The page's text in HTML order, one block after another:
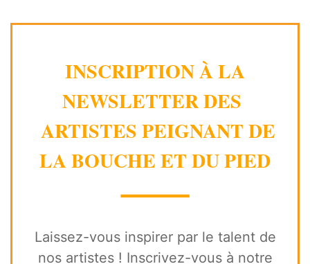
INSCRIPTION À LA
NEWSLETTER DES
ARTISTES PEIGNANT DE
LA BOUCHE ET DU PIED
⸻
Laissez-vous inspirer par le talent de
nos artistes ! Inscrivez-vous à notre